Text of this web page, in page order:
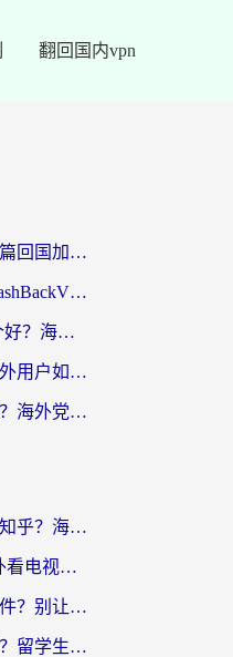
翻回国内vpn
美国看世界杯总卡？这篇回国加速器指南帮你无缝刷国内资源（附苹果手机VPN设置步骤）
穿梭VPN好用吗？和FlashBackVPN对比哪个回国效果更好？
Quickback和小黑牛哪个好？海外党亲测指南，选对回国加速器秒回国内
迅游和银河好用吗？海外用户如何选择回国加速器实现无缝访问国内资源
穿梭和奇游手游好用吗？海外党亲测3款回国加速器，附蜜蜂加速器七天试用攻略
国外可以看央视影音吗知乎？海外党亲测有效的回国加速方案
海外党必看：选对“海外看电视剧软件”，再也不用愁国内剧刷不了
国外如何听国内音乐软件？别让地域限制，断了你的中文歌单
海外哪里能看奥运直播？留学生&海外华人必看的体育赛事观赛终极指南